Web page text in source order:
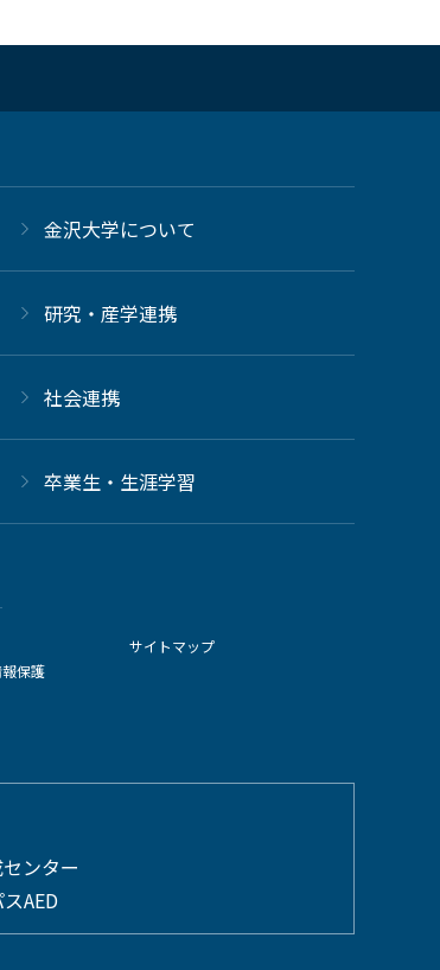
金沢大学について
研究・産学連携
社会連携
卒業生・生涯学習
保護
サイトマップ
ンター
AED